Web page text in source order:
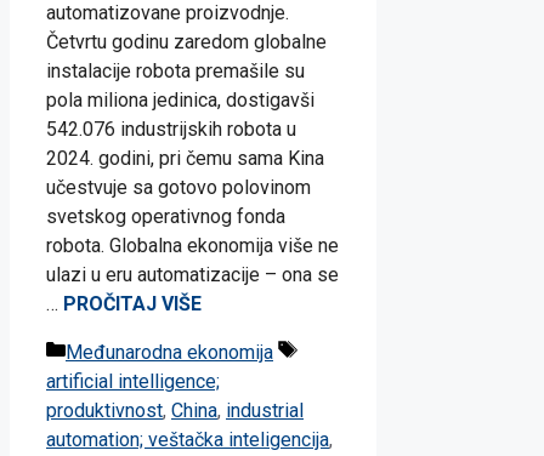
automatizovane proizvodnje.
Četvrtu godinu zaredom globalne
instalacije robota premašile su
pola miliona jedinica, dostigavši
542.076 industrijskih robota u
2024. godini, pri čemu sama Kina
učestvuje sa gotovo polovinom
svetskog operativnog fonda
robota. Globalna ekonomija više ne
ulazi u eru automatizacije – ona se
… PROČITAJ VIŠE
Categories
Međunarodna ekonomija
Tags
artificial intelligence;
produktivnost, China, industrial
automation; veštačka inteligencija,